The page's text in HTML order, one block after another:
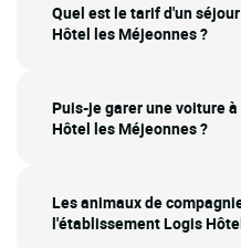
Quel est le tarif d'un
Hôtel les Méjeonnes ?
Puis-je garer une voiture
Hôtel les Méjeonnes ?
Les animaux de
l'établissement Logis